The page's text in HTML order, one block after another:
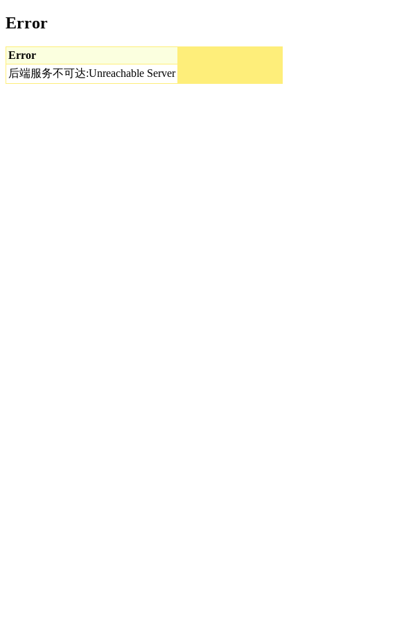
Error
Error
后端服务不可达:Unreachable Server